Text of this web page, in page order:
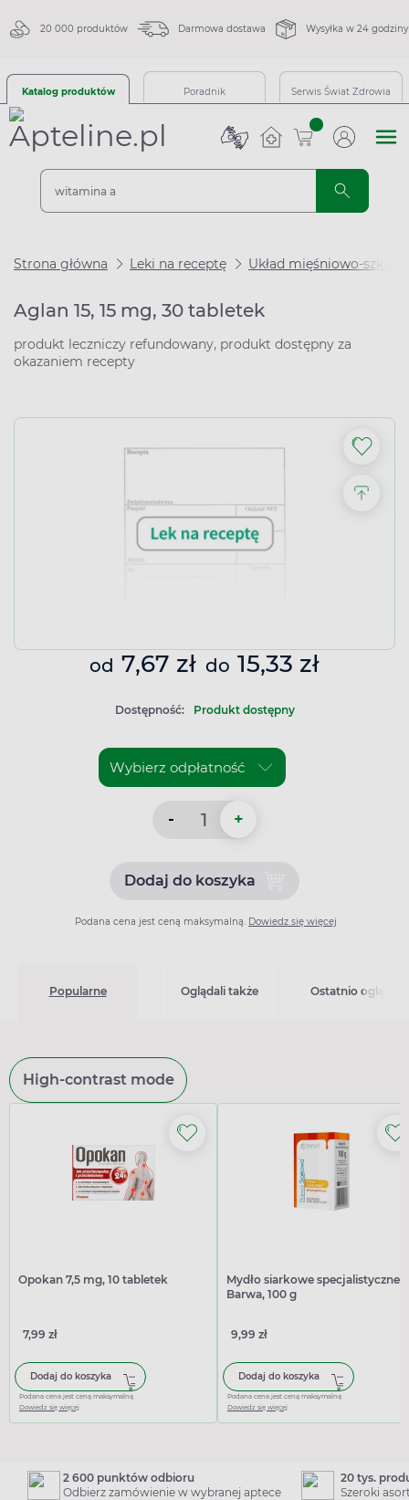
20 000 produktów Darmowa dostawa Wysyłka w 24 godziny
Katalog produktów Poradnik Serwis Świat Zdrowia
sztuk
Strona główna Leki na receptę Układ mięśniowo-
Aglan 15, 15 mg, 30 tabletek
produkt leczniczy refundowany, produkt dostępny za
okazaniem recepty
od 7,67 zł do 15,33 zł
Dostępność: Produkt dostępny
- +
Dodaj do koszykaDodaj do koszyka Aglan
Podana cena jest ceną maksymalną. Dowiedz się więcej
Popularne Oglądali także Ostatnio
High-contrast mode
Opokan 7,5 mg, 10 tabletek
7,99 zł
Dodaj do koszyka
Podana cena jest ceną maksymalną
Dowiedz się więcej
Mydło siarkowe specjalistyczne,
Barwa, 100 g
9,99 zł
Dodaj do koszyka
Podana cena jest ceną maksymalną
Dowiedz się więcej
2 600 punktów odbioru
Odbierz zamówienie w wybranej aptece
20 tys.
Szeroki